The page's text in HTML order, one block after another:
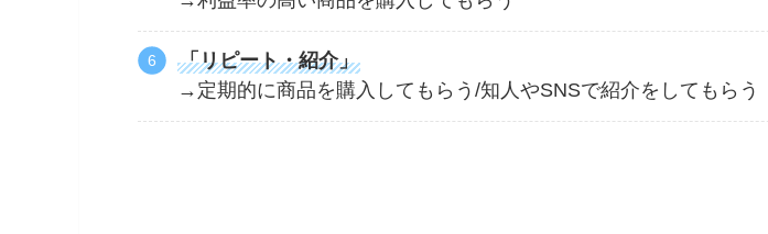
「リピート・紹介」
→定期的に商品を購入してもらう/知人やSNSで紹介をしてもらう